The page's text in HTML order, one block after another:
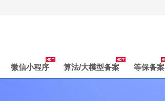
微信小程序 算法/大模型备案 等保备案